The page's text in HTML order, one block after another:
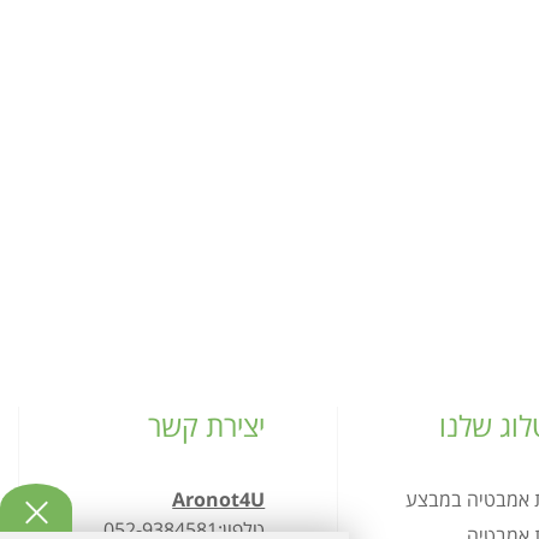
שלנו
אמבטיה במבצע
יצירת קשר
Aronot4U
טלפון:052-9384581